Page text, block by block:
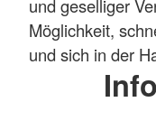
und geselliger
Möglichkeit,
und sich in der